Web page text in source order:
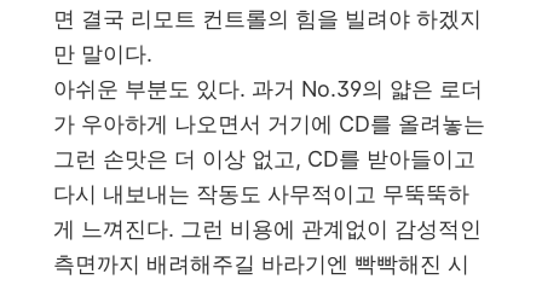
면 결국 리모트 컨트롤의 힘을 빌려야 하겠지
만 말이다.
아쉬운 부분도 있다. 과거 No.39의 얇은 로더
가 우아하게 나오면서 거기에 CD를 올려놓는
그런 손맛은 더 이상 없고, CD를 받아들이고
다시 내보내는 작동도 사무적이고 무뚝뚝하
게 느껴진다. 그런 비용에 관계없이 감성적인
측면까지 배려해주길 바라기엔 빡빡해진 시